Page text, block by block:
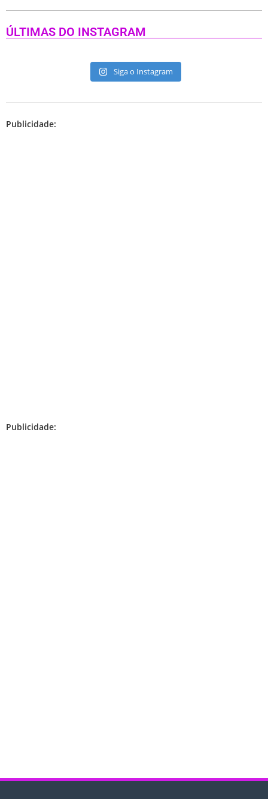
ÚLTIMAS DO INSTAGRAM
Siga o Instagram
Publicidade:
Publicidade: